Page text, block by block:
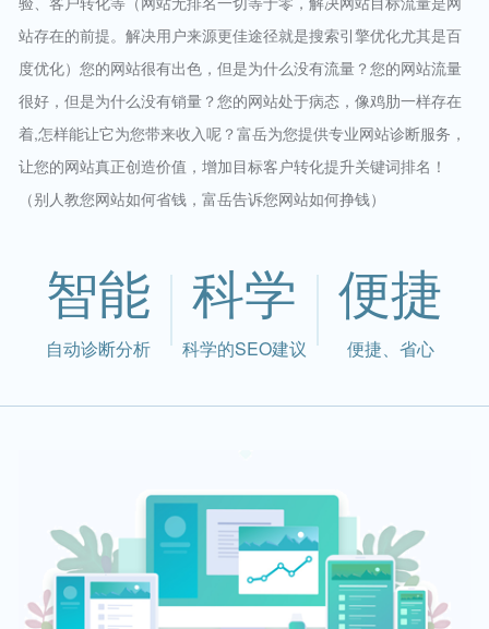
站存在的前提。解决用户来源更佳途径就是搜索引擎优化尤其是百
度优化）您的网站很有出色，但是为什么没有流量？您的网站流量
很好，但是为什么没有销量？您的网站处于病态，像鸡肋一样存在
着,怎样能让它为您带来收入呢？富岳为您提供专业网站诊断服务，
让您的网站真正创造价值，增加目标客户转化提升关键词排名！
（别人教您网站如何省钱，富岳告诉您网站如何挣钱）
智能
自动诊断分析
科学
科学的SEO建议
便捷
便捷、省心